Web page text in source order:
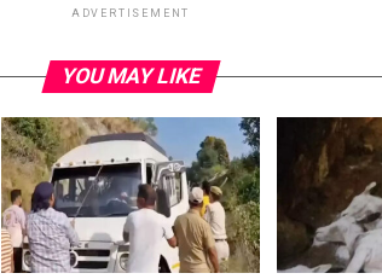
ADVERTISEMENT
YOU MAY LIKE